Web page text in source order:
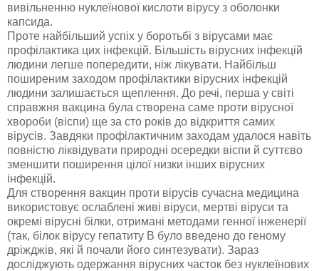
вивільненню нуклеїнової кислоти вірусу з оболонки
капсида.
Проте найбільший успіх у боротьбі з вірусами має
профілактика цих інфекцій. Більшість вірусних інфекцій
людини легше попередити, ніж лікувати. Найбільш
поширеним заходом профілактики вірусних інфекцій
людини залишається щеплення. До речі, перша у світі
справжня вакцина була створена саме проти вірусної
хвороби (віспи) ще за сто років до відкриття самих
вірусів. Завдяки профілактичним заходам удалося навіть
повністю ліквідувати природні осередки віспи й суттєво
зменшити поширення цілої низки інших вірусних
інфекцій.
Для створення вакцин проти вірусів сучасна медицина
використовує ослаблені живі віруси, мертві віруси та
окремі вірусні білки, отримані методами генної інженерії
(так, білок вірусу гепатиту В було введено до геному
дріжджів, які й почали його синтезувати). Зараз
досліджують одержання вірусних часток без нуклеїнових